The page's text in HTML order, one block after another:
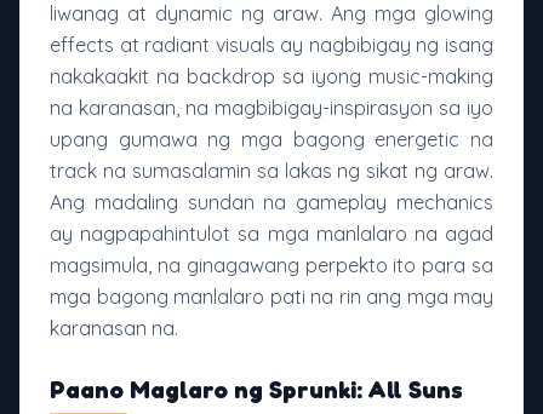
liwanag at dynamic ng araw. Ang mga glowing
effects at radiant visuals ay nagbibigay ng isang
nakakaakit na backdrop sa iyong music-making
na karanasan, na magbibigay-inspirasyon sa iyo
upang gumawa ng mga bagong energetic na
track na sumasalamin sa lakas ng sikat ng araw.
Ang madaling sundan na gameplay mechanics
ay nagpapahintulot sa mga manlalaro na agad
magsimula, na ginagawang perpekto ito para sa
mga bagong manlalaro pati na rin ang mga may
karanasan na.
Paano Maglaro ng Sprunki: All Suns